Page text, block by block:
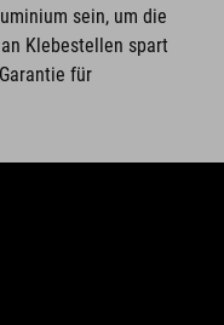
sein, um die
Klebestellen spart
für